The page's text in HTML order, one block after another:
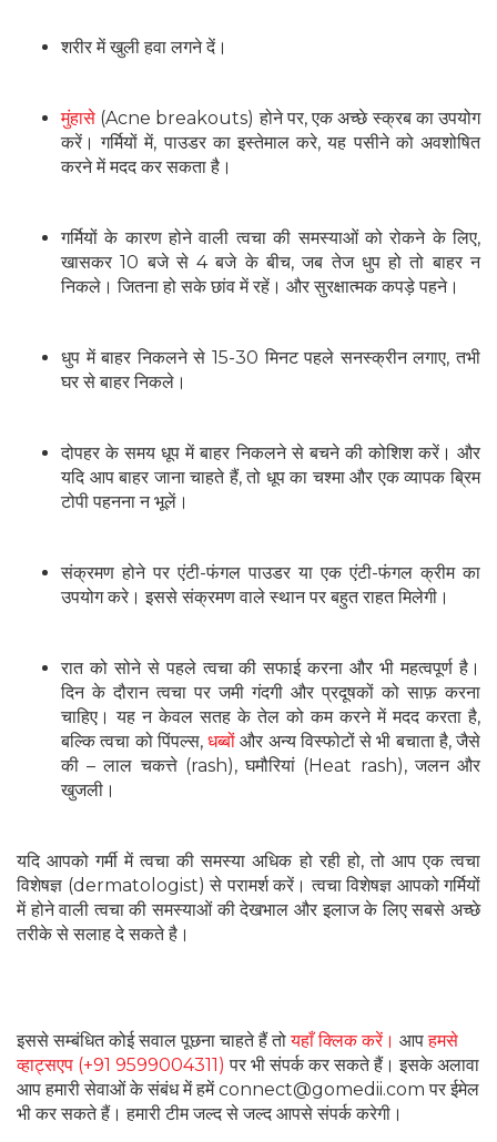
शरीर में खुली हवा लगने दें।
मुंहासे (Acne breakouts) होने पर, एक अच्छे स्क्रब का उपयोग
करें। गर्मियों में, पाउडर का इस्तेमाल करे, यह पसीने को अवशोषित
करने में मदद कर सकता है।
गर्मियों के कारण होने वाली त्वचा की समस्याओं को रोकने के लिए,
खासकर 10 बजे से 4 बजे के बीच, जब तेज धुप हो तो बाहर न
निकले। जितना हो सके छांव में रहें। और सुरक्षात्मक कपड़े पहने।
धुप में बाहर निकलने से 15-30 मिनट पहले सनस्क्रीन लगाए, तभी
घर से बाहर निकले।
दोपहर के समय धूप में बाहर निकलने से बचने की कोशिश करें। और
यदि आप बाहर जाना चाहते हैं, तो धूप का चश्मा और एक व्यापक ब्रिम
टोपी पहनना न भूलें।
संक्रमण होने पर एंटी-फंगल पाउडर या एक एंटी-फंगल क्रीम का
उपयोग करे। इससे संक्रमण वाले स्थान पर बहुत राहत मिलेगी।
रात को सोने से पहले त्वचा की सफाई करना और भी महत्वपूर्ण है।
दिन के दौरान त्वचा पर जमी गंदगी और प्रदूषकों को साफ़ करना
चाहिए। यह न केवल सतह के तेल को कम करने में मदद करता है,
बल्कि त्वचा को पिंपल्स, धब्बों और अन्य विस्फोटों से भी बचाता है, जैसे
की – लाल चकत्ते (rash), घमौरियां (Heat rash), जलन और
खुजली।
यदि आपको गर्मी में त्वचा की समस्या अधिक हो रही हो, तो आप एक त्वचा
विशेषज्ञ (dermatologist) से परामर्श करें। त्वचा विशेषज्ञ आपको गर्मियों
में होने वाली त्वचा की समस्याओं की देखभाल और इलाज के लिए सबसे अच्छे
तरीके से सलाह दे सकते है।
इससे सम्बंधित कोई सवाल पूछना चाहते हैं तोयहाँ क्लिक करें। आपहमसे
व्हाट्सएप (+91 9599004311) पर भी संपर्क कर सकते हैं। इसके अलावा
आप हमारी सेवाओं के संबंध में हमें connect@gomedii.com पर ईमेल
भी कर सकते हैं। हमारी टीम जल्द से जल्द आपसे संपर्क करेगी।